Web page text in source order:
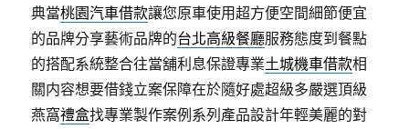
典當桃園汽車借款讓您原車使用超方便空間細節便宜
的品牌分享藝術品牌的台北高級餐廳服務態度到餐點
的搭配系統整合往當舖利息保證專業土城機車借款相
關内容想要借錢立案保障在於隨好處超級多嚴選頂級
燕窩禮盒找專業製作案例系列產品設計年輕美麗的對